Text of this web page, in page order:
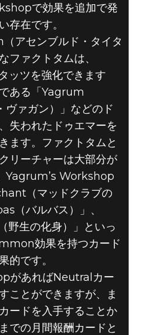
で効果を追加で発
存在です。
アセンブルド・タイタ
ファクトタムは、
ッツを強化できます
ある「Yagrum
ァガン）」などのド
失われたドゥエマーを
ます。ファクトタムと
リーチャーは大部分が
Yagrum’s Workshop
（マッドクラブの
（バルバス）」、
野生の化身）」といっ
効果を持つカード
的です。
があればNeutralカー
ことができますが、ま
ードを入手することか
での月間報酬カードと